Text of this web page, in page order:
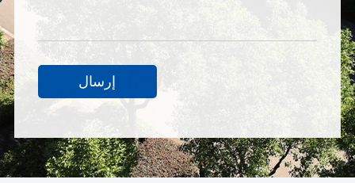
إرسال